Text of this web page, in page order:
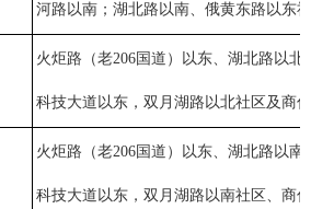
河路以南；湖北路以南、俄黄东路以东
火炬路（老206国道）以东、湖北路以北
科技大道以东，双月湖路以北社区及商
火炬路（老206国道）以东、湖北路以南
科技大道以东，双月湖路以南社区、商